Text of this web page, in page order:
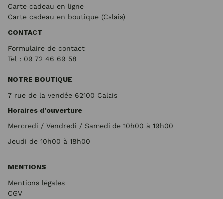
Carte cadeau en ligne
Carte cadeau en boutique (Calais)
CONTACT
Formulaire de contact
Tel : 09 72 46 69 58
NOTRE BOUTIQUE
7 rue de la vendée 62100 Calais
Horaires d'ouverture
Mercredi / Vendredi / Samedi de 10h00 à 19h00
Jeudi de 10h00 à 18h00
MENTIONS
Mentions légales
CGV